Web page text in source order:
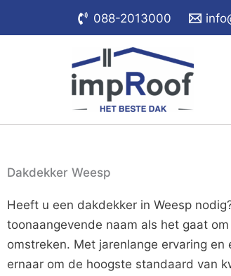
088-2013000
Dakdekker Weesp
Heeft u een dakdekker in Weesp
toonaangevende naam als het gaat
omstreken. Met jarenlange ervaring
ernaar om de hoogste standaard van